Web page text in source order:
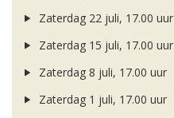
Zaterdag 22 juli, 17.00 uur
Zaterdag 15 juli, 17.00 uur
Zaterdag 8 juli, 17.00 uur
Zaterdag 1 juli, 17.00 uur